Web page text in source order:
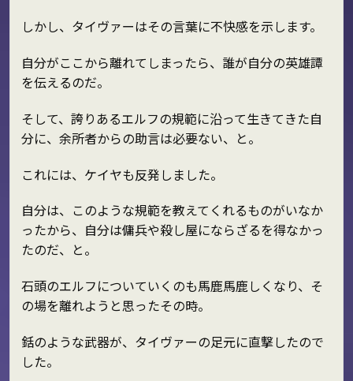
しかし、タイヴァーはその言葉に不快感を示します。
自分がここから離れてしまったら、誰が自分の英雄譚
を伝えるのだ。
そして、誇りあるエルフの規範に沿って生きてきた自
分に、余所者からの助言は必要ない、と。
これには、ケイヤも反発しました。
自分は、このような規範を教えてくれるものがいなか
ったから、自分は傭兵や殺し屋にならざるを得なかっ
たのだ、と。
石頭のエルフについていくのも馬鹿馬鹿しくなり、そ
の場を離れようと思ったその時。
銛のような武器が、タイヴァーの足元に直撃したので
した。